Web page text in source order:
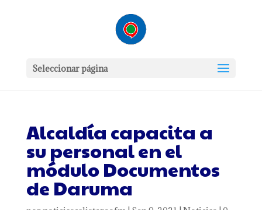
Seleccionar página
Alcaldía capacita a
su personal en el
módulo Documentos
de Daruma